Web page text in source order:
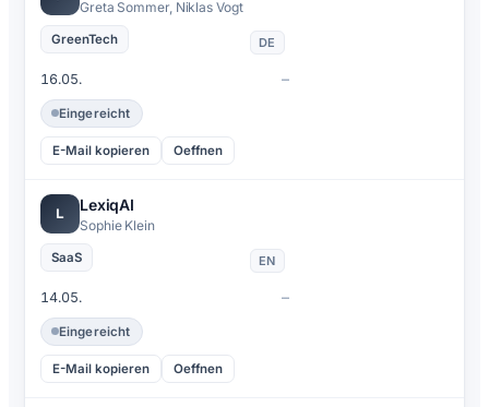
Greta Sommer, Niklas Vogt
GreenTech DE
16.05. –
Eingereicht
E-Mail kopieren Oeffnen
L
LexiqAI
Sophie Klein
SaaS EN
14.05. –
Eingereicht
E-Mail kopieren Oeffnen